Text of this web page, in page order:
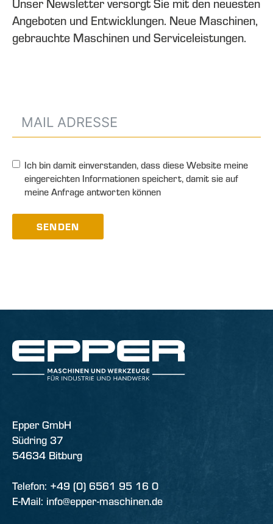
Unser Newsletter versorgt Sie mit den neuesten
Angeboten und Entwicklungen. Neue Maschinen,
gebrauchte Maschinen und Serviceleistungen.
Ich bin damit einverstanden, dass diese Website meine
eingereichten Informationen speichert, damit sie auf
meine Anfrage antworten können
SENDEN
Epper GmbH
Südring 37
54634 Bitburg
Telefon: +49 (0) 6561 95 16 0
E-Mail: info@epper-maschinen.de